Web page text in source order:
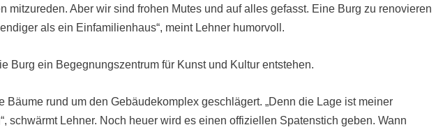
mitzureden. Aber wir sind frohen Mutes und auf alles gefasst. Eine Burg zu renovieren
als ein Einfamilienhaus“, meint Lehner humorvoll.
Burg ein Begegnungszentrum für Kunst und Kultur entstehen.
Bäume rund um den Gebäudekomplex geschlägert. „Denn die Lage ist meiner
schwärmt Lehner. Noch heuer wird es einen offiziellen Spatenstich geben. Wann